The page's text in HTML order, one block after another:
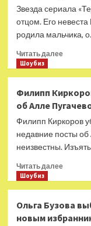
Михаил
из-
за
Звезда сериала
отцом. Его
родила мальчика,
Читать далее
Бёрд
из
«Теда
Лассо»
сыну
Шоубиз
Филипп
об Алле
Филипп Киркоров
недавние посты
неизвестны.
Читать далее
удалил
Шоубиз
Ольга Бузова
новым